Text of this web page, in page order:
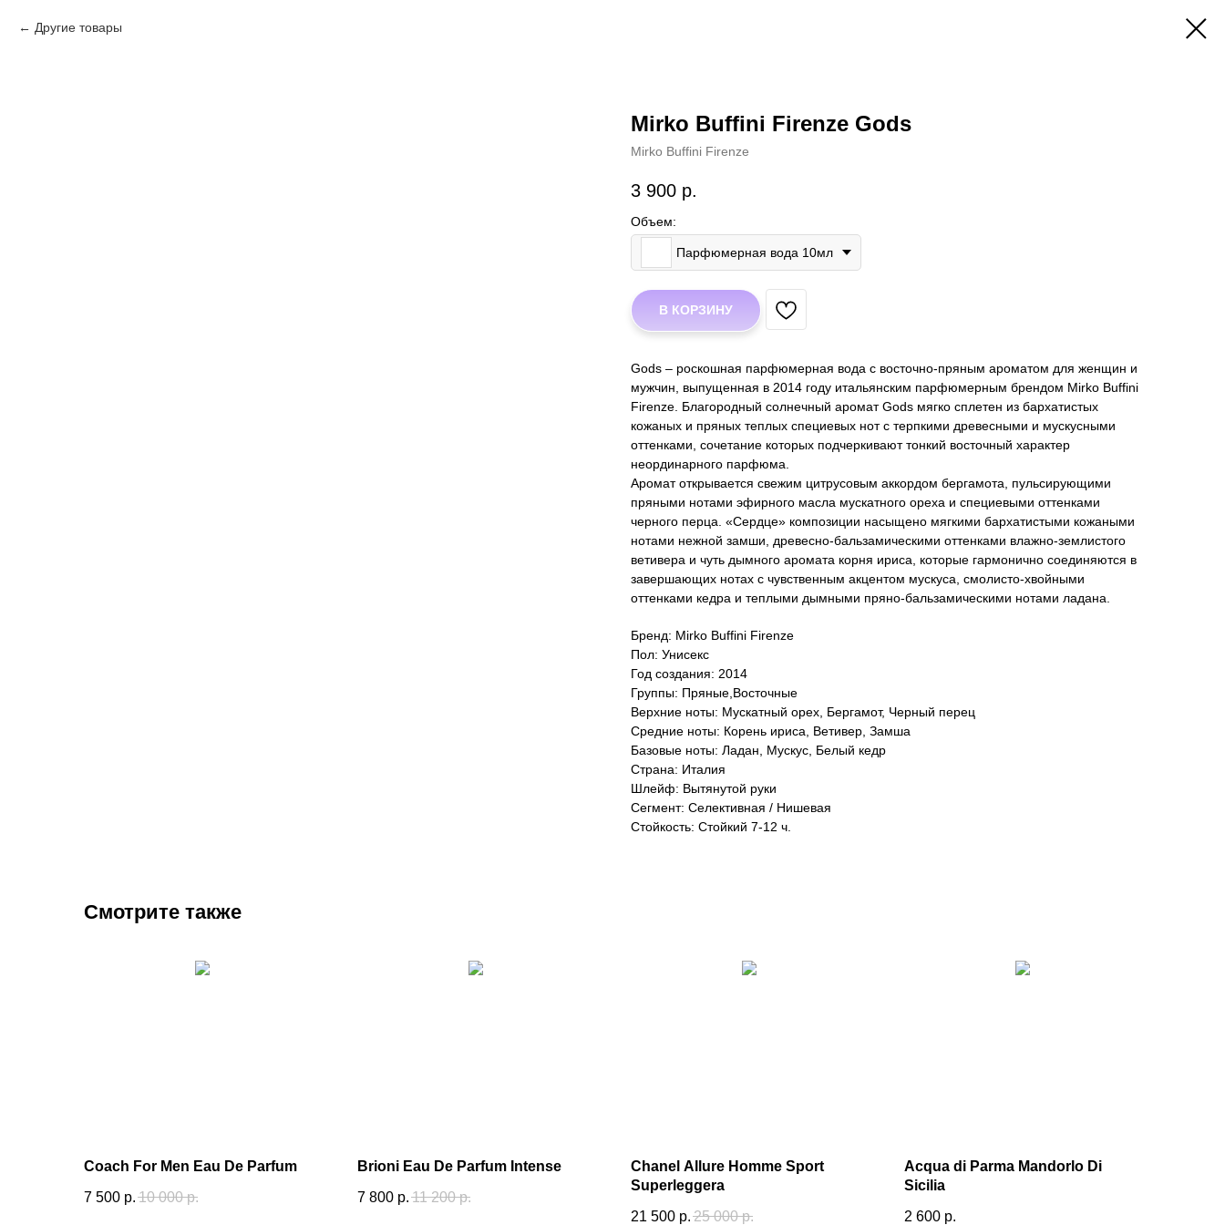
Другие товары
Mirko Buffini Firenze Gods
Mirko Buffini Firenze
3 900 р.
Объем:
Парфюмерная вода 10мл
В КОРЗИНУ
Gods – роскошная парфюмерная вода с восточно-пряным ароматом для женщин и
мужчин, выпущенная в 2014 году итальянским парфюмерным брендом Mirko Buffini
Firenze. Благородный солнечный аромат Gods мягко сплетен из бархатистых
кожаных и пряных теплых специевых нот с терпкими древесными и мускусными
оттенками, сочетание которых подчеркивают тонкий восточный характер
неординарного парфюма.
Аромат открывается свежим цитрусовым аккордом бергамота, пульсирующими
пряными нотами эфирного масла мускатного ореха и специевыми оттенками
черного перца. «Сердце» композиции насыщено мягкими бархатистыми кожаными
нотами нежной замши, древесно-бальзамическими оттенками влажно-землистого
ветивера и чуть дымного аромата корня ириса, которые гармонично соединяются в
завершающих нотах с чувственным акцентом мускуса, смолисто-хвойными
оттенками кедра и теплыми дымными пряно-бальзамическими нотами ладана.
Бренд: Mirko Buffini Firenze
Пол: Унисекс
Год создания: 2014
Группы: Пряные,Восточные
Верхние ноты: Мускатный орех, Бергамот, Черный перец
Средние ноты: Корень ириса, Ветивер, Замша
Базовые ноты: Ладан, Мускус, Белый кедр
Страна: Италия
Шлейф: Вытянутой руки
Сегмент: Селективная / Нишевая
Стойкость: Стойкий 7-12 ч.
Смотрите также
Coach For Men Eau De Parfum
7 500 р. 10 000 р.
Brioni Eau De Parfum Intense
7 800 р. 11 200 р.
Chanel Allure Homme Sport
Superleggera
21 500 р. 25 000 р.
Acqua di Parma Mandorlo Di
Sicilia
2 600 р.